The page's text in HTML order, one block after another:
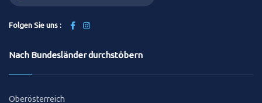
Folgen Sie uns :
Nach Bundesländer durchstöbern
Oberösterreich